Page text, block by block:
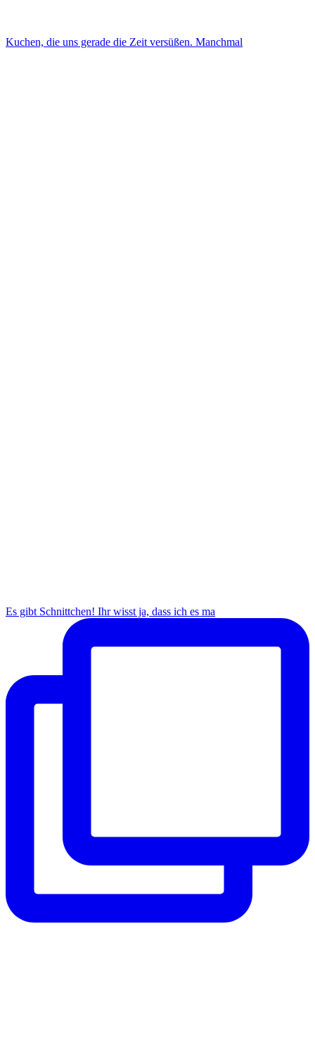
Kuchen, die uns gerade die Zeit versüßen. Manchmal
Es gibt Schnittchen! Ihr wisst ja, dass ich es ma